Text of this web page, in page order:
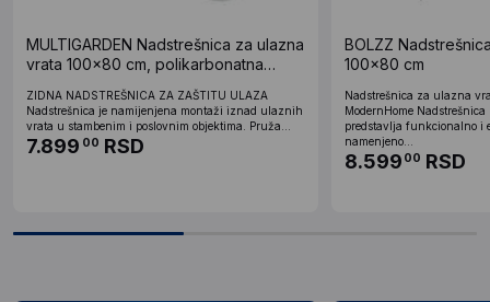
MULTIGARDEN Nadstrešnica za ulazna
vrata 100×80 cm, polikarbonatna
ZIDNA NADSTREŠNICA ZA ZAŠTITU ULAZA
Nadstrešnica je namijenjena montaži iznad ulaznih
vrata u stambenim i poslovnim objektima. Pruža...
7.899 00 RSD
BOLZZ
100x80 cm
Nadstrešnica za ulazna
ModernHome
predstavlja funkcionalno i
namenjeno...
8.599 00 RSD